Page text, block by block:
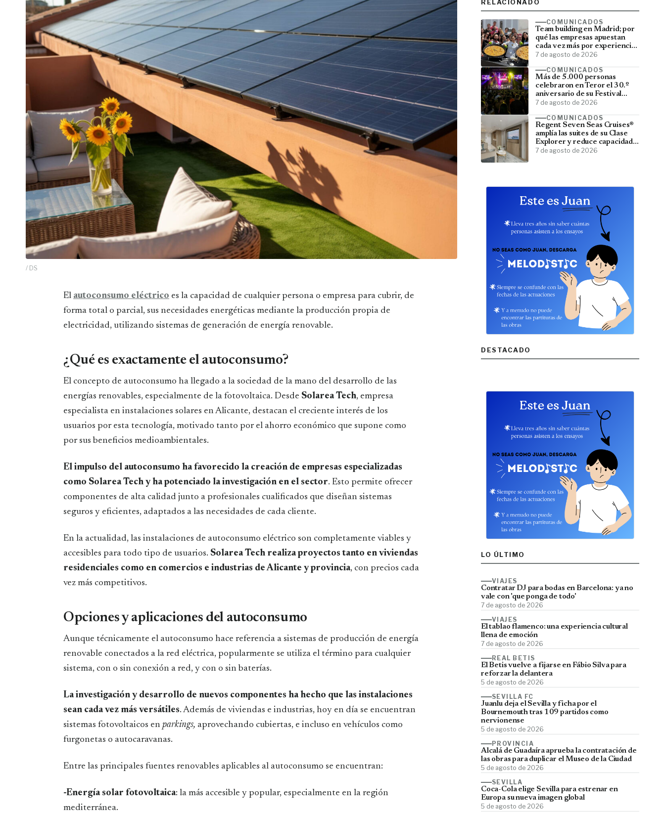
/ DS
El autoconsumo eléctrico es la capacidad de cualquier persona o empresa para cubrir, de
forma total o parcial, sus necesidades energéticas mediante la producción propia de
electricidad, utilizando sistemas de generación de energía renovable.
¿Qué es exactamente el autoconsumo?
El concepto de autoconsumo ha llegado a la sociedad de la mano del desarrollo de las
energías renovables, especialmente de la fotovoltaica. Desde Solarea Tech, empresa
especialista en instalaciones solares en Alicante, destacan el creciente interés de los
usuarios por esta tecnología, motivado tanto por el ahorro económico que supone como
por sus beneficios medioambientales.
El impulso del autoconsumo ha favorecido la creación de empresas especializadas
como Solarea Tech y ha potenciado la investigación en el sector. Esto permite ofrecer
componentes de alta calidad junto a profesionales cualificados que diseñan sistemas
seguros y eficientes, adaptados a las necesidades de cada cliente.
En la actualidad, las instalaciones de autoconsumo eléctrico son completamente viables y
accesibles para todo tipo de usuarios. Solarea Tech realiza proyectos tanto en viviendas
residenciales como en comercios e industrias de Alicante y provincia, con precios cada
vez más competitivos.
Opciones y aplicaciones del autoconsumo
Aunque técnicamente el autoconsumo hace referencia a sistemas de producción de energía
renovable conectados a la red eléctrica, popularmente se utiliza el término para cualquier
sistema, con o sin conexión a red, y con o sin baterías.
La investigación y desarrollo de nuevos componentes ha hecho que las instalaciones
sean cada vez más versátiles. Además de viviendas e industrias, hoy en día se encuentran
sistemas fotovoltaicos en parkings, aprovechando cubiertas, e incluso en vehículos como
furgonetas o autocaravanas.
Entre las principales fuentes renovables aplicables al autoconsumo se encuentran:
-Energía solar fotovoltaica: la más accesible y popular, especialmente en la región
mediterránea.
RELACIONADO
COMUNICADOS
Team building en Madrid; por
qué las empresas apuestan
cada vez más por experiencias
que fortalecen sus equipos
7 de agosto de 2026
COMUNICADOS
Más de 5.000 personas
celebraron en Teror el 30.º
aniversario de su Festival
Latino
7 de agosto de 2026
COMUNICADOS
Regent Seven Seas Cruises®
amplía las suites de su Clase
Explorer y reduce capacidad;
menos pasajeros, más espacio
7 de agosto de 2026
DESTACADO
LO ÚLTIMO
VIAJES
Contratar DJ para bodas en Barcelona: ya no
vale con 'que ponga de todo'
7 de agosto de 2026
VIAJES
El tablao flamenco: una experiencia cultural
llena de emoción
7 de agosto de 2026
REAL BETIS
El Betis vuelve a fijarse en Fábio Silva para
reforzar la delantera
5 de agosto de 2026
SEVILLA FC
Juanlu deja el Sevilla y ficha por el
Bournemouth tras 109 partidos como
nervionense
5 de agosto de 2026
PROVINCIA
Alcalá de Guadaíra aprueba la contratación de
las obras para duplicar el Museo de la Ciudad
5 de agosto de 2026
SEVILLA
Coca-Cola elige Sevilla para estrenar en
Europa su nueva imagen global
5 de agosto de 2026